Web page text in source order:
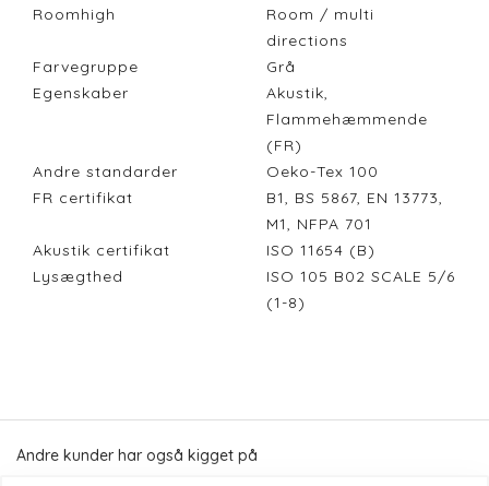
Roomhigh
Room / multi
directions
Farvegruppe
Grå
Egenskaber
Akustik,
Flammehæmmende
(FR)
Andre standarder
Oeko-Tex 100
FR certifikat
B1, BS 5867, EN 13773,
M1, NFPA 701
Akustik certifikat
ISO 11654 (B)
Lysægthed
ISO 105 B02 SCALE 5/6
(1-8)
Andre kunder har også kigget på